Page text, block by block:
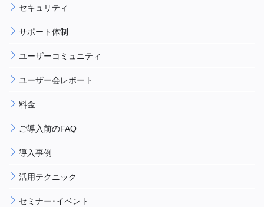
セキュリティ
サポート体制
ユーザーコミュニティ
ユーザー会レポート
料金
ご導入前のFAQ
導入事例
活用テクニック
セミナー・イベント